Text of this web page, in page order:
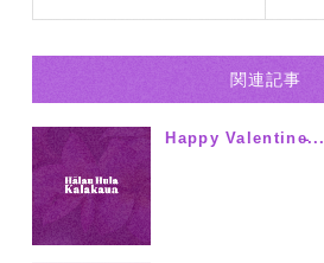
関連記事
Happy Valentine̵...